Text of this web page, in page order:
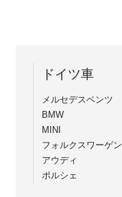
ドイツ車
メルセデスベンツ
BMW
MINI
フォルクスワーゲン
アウディ
ポルシェ